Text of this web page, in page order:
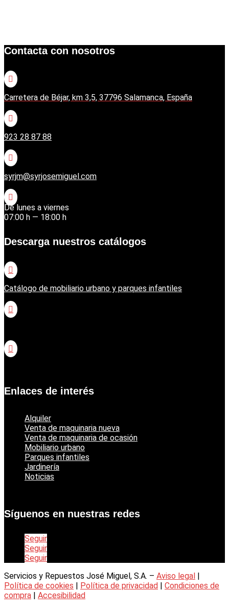
Contacta con nosotros

Carretera de Béjar, km 3,5, 37796 Salamanca, España

923 28 87 88

syrjm@syrjosemiguel.com

De lunes a viernes
07:00 h — 18:00 h
Descarga nuestros catálogos

Catálogo de mobiliario urbano y parques infantiles


Enlaces de interés
Alquiler
Venta de maquinaria nueva
Venta de maquinaria de ocasión
Mobiliario urbano
Parques infantiles
Jardinería
Noticias
Síguenos en nuestras redes
Seguir
Seguir
Seguir
Servicios y Repuestos José Miguel, S.A. – Aviso legal |
Política de cookies | Política de privacidad | Condiciones de
compra | Accesibilidad